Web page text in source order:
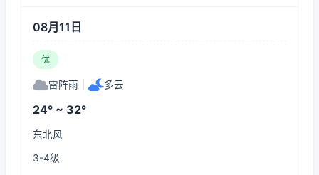
08月11日
优
雷阵雨 多云
24° ~ 32°
东北风
3-4级